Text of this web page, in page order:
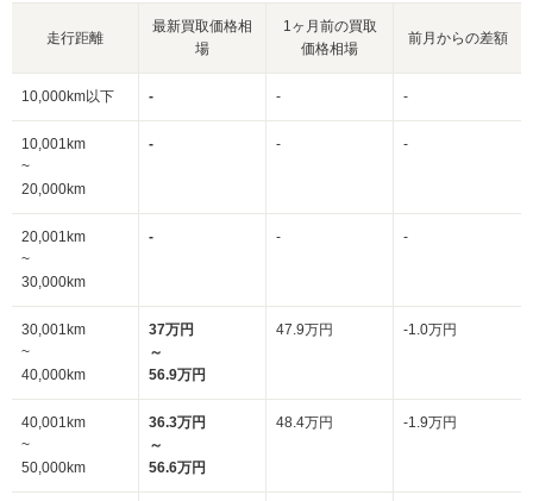
走行距離
最新買取価格相
場
1ヶ月前の買取
価格相場
前月からの差額
10,000km以下 - - -
10,001km
~
20,000km
- - -
20,001km
~
30,000km
- - -
30,001km
~
40,000km
37万円
～
56.9万円
47.9万円 -1.0万円
40,001km
~
50,000km
36.3万円
～
56.6万円
48.4万円 -1.9万円